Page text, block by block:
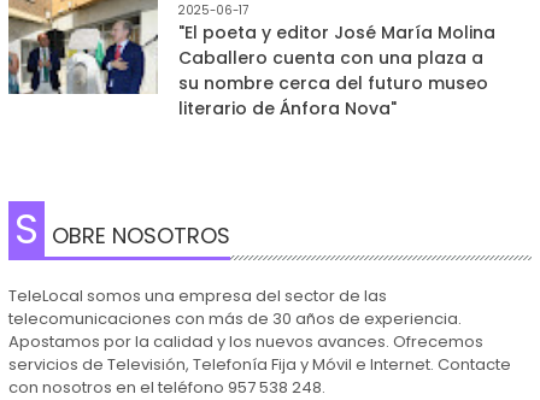
2025-06-17
"El poeta y editor José María Molina
Caballero cuenta con una plaza a
su nombre cerca del futuro museo
literario de Ánfora Nova"
S OBRE NOSOTROS
TeleLocal somos una empresa del sector de las
telecomunicaciones con más de 30 años de experiencia.
Apostamos por la calidad y los nuevos avances. Ofrecemos
servicios de Televisión, Telefonía Fija y Móvil e Internet. Contacte
con nosotros en el teléfono 957 538 248.